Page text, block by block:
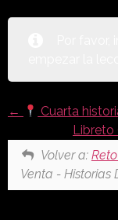
Cuarta
Libreto
Volver a:
Venta - Historias